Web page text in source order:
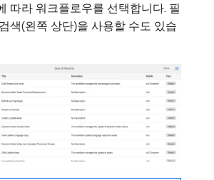
따라 워크플로우를 선택합니다. 필
색(왼쪽 상단)을 사용할 수도 있습